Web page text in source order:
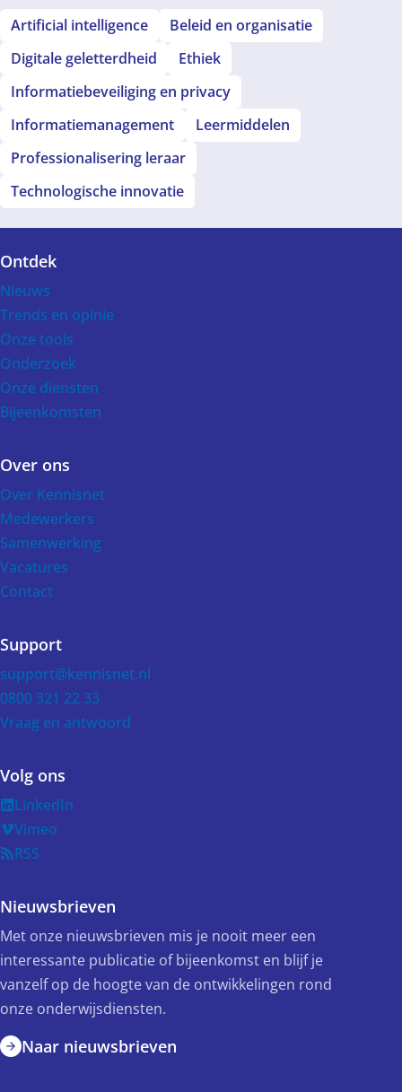
Artificial intelligence
Beleid en organisatie
Digitale geletterdheid
Ethiek
Informatiebeveiliging en privacy
Informatiemanagement
Leermiddelen
Professionalisering leraar
Technologische innovatie
Voet
Ontdek
Nieuws
Trends en opinie
Onze tools
Onderzoek
Onze diensten
Bijeenkomsten
Over ons
Over Kennisnet
Medewerkers
Samenwerking
Vacatures
Contact
Support
support@kennisnet.nl
0800 321 22 33
Vraag en antwoord
Volg ons
LinkedIn
Vimeo
RSS
Nieuwsbrieven
Met onze nieuwsbrieven mis je nooit meer een
interessante publicatie of bijeenkomst en blijf je
vanzelf op de hoogte van de ontwikkelingen rond
onze onderwijsdiensten.
Naar nieuwsbrieven